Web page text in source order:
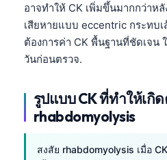
อาจทำให้ CK เพิ่มขึ้นมากกว่าห
เสียหายแบบ eccentric กระทบ
ต้องการค่า CK พื้นฐานที่ชัดเจน
วันก่อนตรวจ.
รูปแบบ CK ที่ทำให้เกิ
rhabdomyolysis
สงสัย rhabdomyolysis เมื่อ